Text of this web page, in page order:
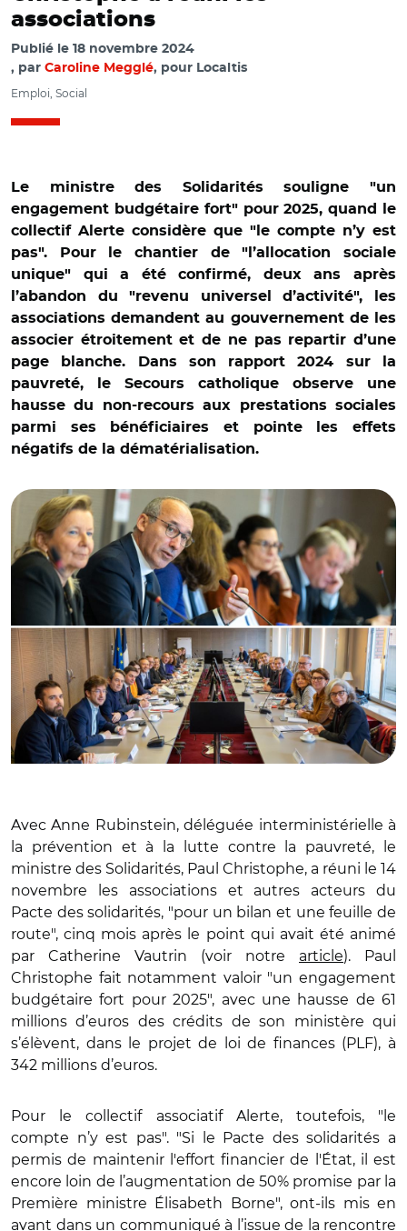
associations
Publié le 18 novembre 2024
par Caroline Megglé, pour Localtis
Emploi, Social
Le ministre des Solidarités souligne "un
engagement budgétaire fort" pour 2025, quand le
collectif Alerte considère que "le compte n’y est
pas". Pour le chantier de "l’allocation sociale
unique" qui a été confirmé, deux ans après
l’abandon du "revenu universel d’activité", les
associations demandent au gouvernement de les
associer étroitement et de ne pas repartir d’une
page blanche. Dans son rapport 2024 sur la
pauvreté, le Secours catholique observe une
hausse du non-recours aux prestations sociales
parmi ses bénéficiaires et pointe les effets
négatifs de la dématérialisation.
© @christophe_p/ Paul Christophe avec les acteurs
Avec Anne Rubinstein, déléguée interministérielle à
la prévention et à la lutte contre la pauvreté, le
ministre des Solidarités, Paul Christophe, a réuni le 14
novembre les associations et autres acteurs du
Pacte des solidarités, "pour un bilan et une feuille de
route", cinq mois après le point qui avait été animé
par Catherine Vautrin (voir notre article). Paul
Christophe fait notamment valoir "un engagement
budgétaire fort pour 2025", avec une hausse de 61
millions d’euros des crédits de son ministère qui
s’élèvent, dans le projet de loi de finances (PLF), à
342 millions d’euros.
Pour le collectif associatif Alerte, toutefois, "le
compte n’y est pas". "Si le Pacte des solidarités a
permis de maintenir l'effort financier de l'État, il est
encore loin de l’augmentation de 50% promise par la
Première ministre Élisabeth Borne", ont-ils mis en
avant dans un communiqué à l’issue de la rencontre